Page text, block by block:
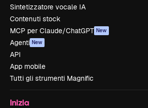
Sintetizzatore vocale IA
Contenuti stock
MCP per Claude/ChatGPT New
Agenti New
API
App mobile
Tutti gli strumenti Magnific
Inizia